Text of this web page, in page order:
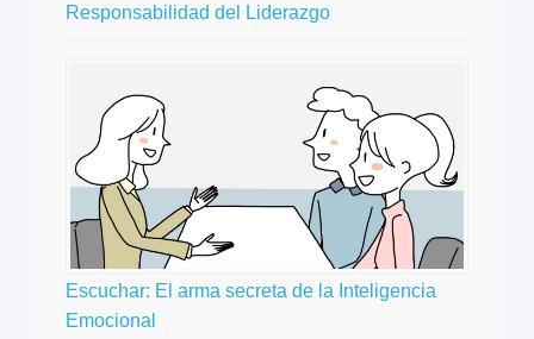
Responsabilidad del Liderazgo
Escuchar: El arma secreta de la Inteligencia
Emocional